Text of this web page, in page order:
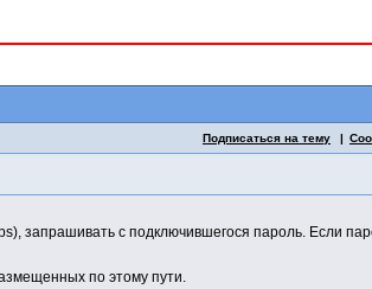
Подписаться на тему
запрашивать с подключившегося пароль. Если
по этому пути.